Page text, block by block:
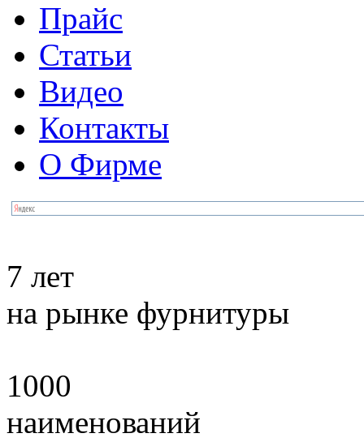
Прайс
Статьи
Видео
Контакты
О Фирме
7 лет
на рынке фурнитуры
1000
наименований